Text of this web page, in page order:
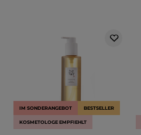
IM SONDERANGEBOT BESTSELLER
KOSMETOLOGE EMPFIEHLT